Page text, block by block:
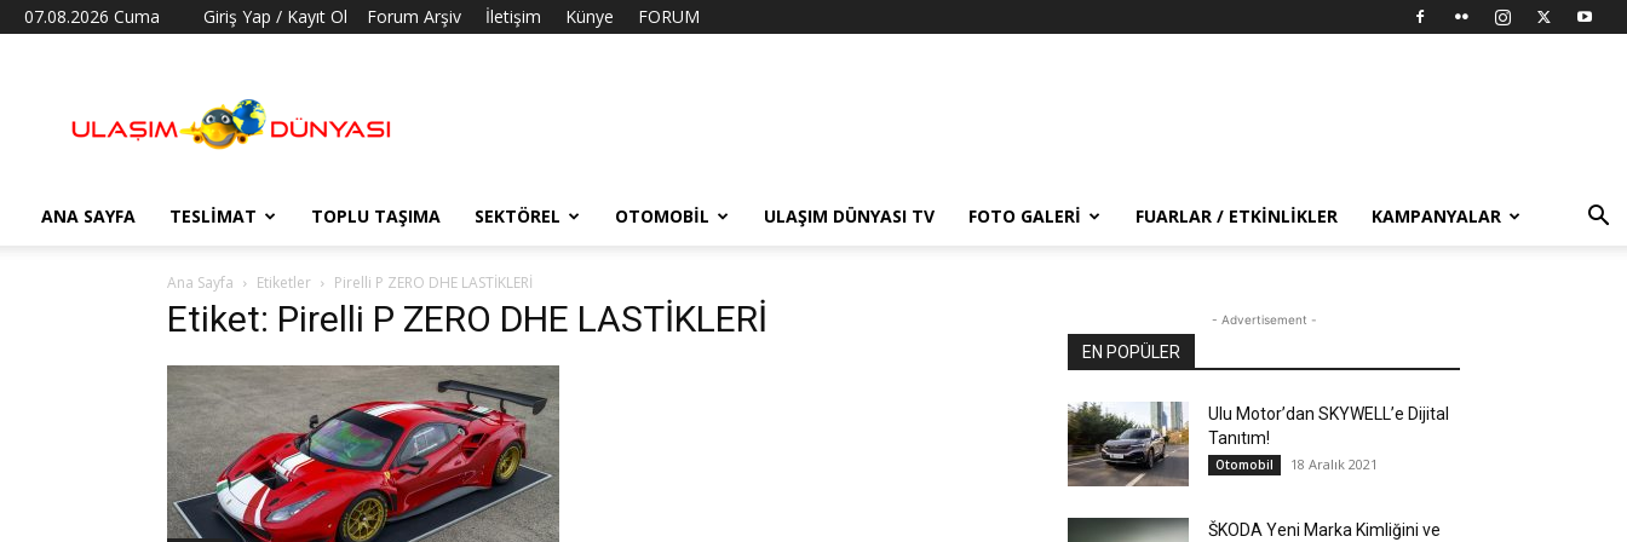
07.08.2026 Cuma Giriş Yap / Kayıt Ol Forum Arşiv İletişim Künye FORUM
Dünyası
ANA SAYFA TESLIMAT TOPLU TAŞIMA SEKTÖREL OTOMOBIL ULAŞIM DÜNYASI TV FOTO GALERI FUARLAR / ETKINLIKLER KAMPANYALAR
Ana Sayfa Etiketler Pirelli P ZERO DHE LASTİKLERİ
Etiket: Pirelli P ZERO DHE LASTİKLERİ - Advertisement -
EN POPÜLER
Ulu Motor’dan SKYWELL’e Dijital
Tanıtım!
Otomobil 18 Aralık 2021
ŠKODA Yeni Marka Kimliğini ve